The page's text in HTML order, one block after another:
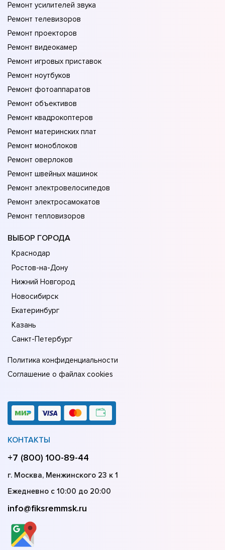
Ремонт усилителей звука
Ремонт телевизоров
Ремонт проекторов
Ремонт видеокамер
Ремонт игровых приставок
Ремонт ноутбуков
Ремонт фотоаппаратов
Ремонт объективов
Ремонт квадрокоптеров
Ремонт материнских плат
Ремонт моноблоков
Ремонт оверлоков
Ремонт швейных машинок
Ремонт электровелосипедов
Ремонт электросамокатов
Ремонт тепловизоров
ВЫБОР ГОРОДА
Краснодар
Ростов-на-Дону
Нижний Новгород
Новосибирск
Екатеринбург
Казань
Санкт-Петербург
Политика конфиденциальности
Соглашение о файлах cookies
КОНТАКТЫ
+7 (800) 100-89-44
г. Москва, Менжинского 23 к 1
Ежедневно с 10:00 до 20:00
info@fiksremmsk.ru